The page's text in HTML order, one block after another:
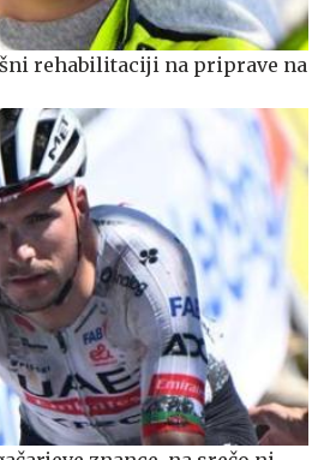
rehabilitaciji na priprave na